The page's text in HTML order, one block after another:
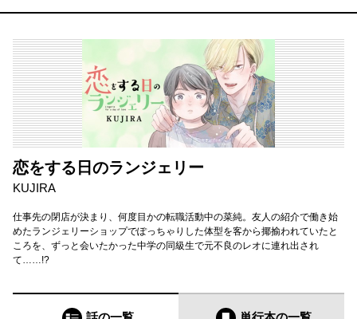
恋をする日のランジェリー
KUJIRA
仕事先の閉店が決まり、何度目かの転職活動中の菜純。友人の紹介で働き始
めたランジェリーショップでぽっちゃりした体型を客から揶揄われていたと
ころを、ずっと会いたかった中学の同級生で元不良のレオに連れ出され
て……!?